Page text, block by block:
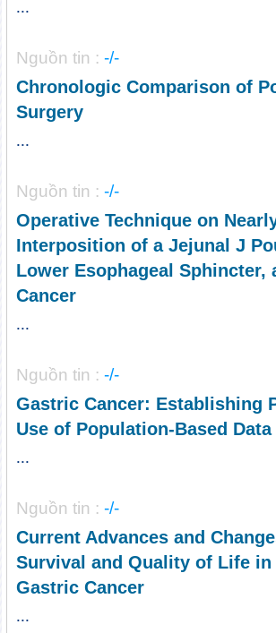
...
Nguồn tin : -/-
Chronologic Comparison of
Surgery
...
Nguồn tin : -/-
Operative Technique on
Interposition of a Jejunal J
Lower Esophageal
Cancer
...
Nguồn tin : -/-
Gastric Cancer: Establishing
Use of Population-Based Data
...
Nguồn tin : -/-
Current Advances and
Survival and Quality of Life
Gastric Cancer
...